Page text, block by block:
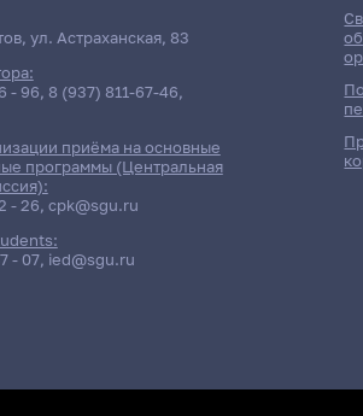
Дата
2026 г. 14:00
Экзамен
ул. Астраханская, 83
- 96, 8 (937) 811-67-46,
приёма на основные
программы (Центральная
- 26, cpk@sgu.ru
- 07, ied@sgu.ru